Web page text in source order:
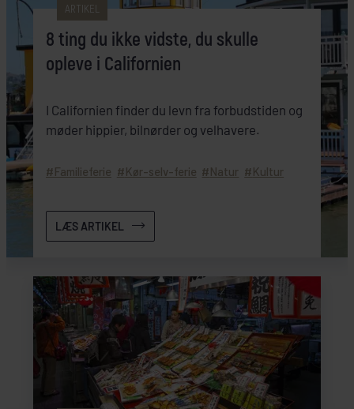
ARTIKEL
8 ting du ikke vidste, du skulle
opleve i Californien
I Californien finder du levn fra forbudstiden og
møder hippier, bilnørder og velhavere.
Familieferie Kør-selv-ferie Natur Kultur
LÆS ARTIKEL